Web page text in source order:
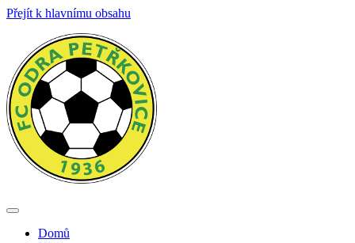
Přejít k hlavnímu obsahu
Toggle
navigationDomů